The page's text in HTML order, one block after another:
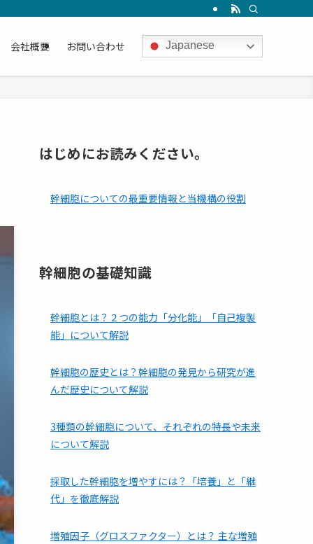
会社概要 お問い合わせ Japanese
はじめにお読みください。
幹細胞についての最重要情報と当機構の役割
幹細胞の基礎知識
幹細胞とは？２つの能力「分化能」「自己複製
能」について解説
幹細胞の歴史とは？幹細胞の発見から研究が進
んだ歴史について解説
3種類の幹細胞について、それぞれの特長や未来
について解説
採取した幹細胞を増やすには？「培養」と「継
代」を徹底解説
増殖因子（グロスファクター）とは？ 主な増殖